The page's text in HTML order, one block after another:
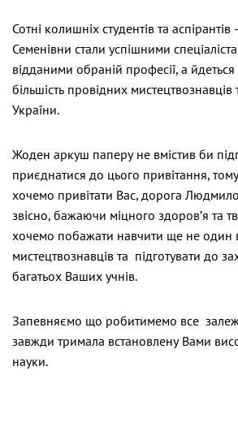
Сотні колишніх студентів та
Семенівни стали успішними
відданими обраній професії, а
більшість провідних мистецтвознавців
України.
Жоден аркуш паперу не вмістив би
приєднатися до цього привітання, тому
хочемо привітати Вас, дорога
звісно, бажаючи міцного здоров’я та
хочемо побажати навчити ще не один
мистецтвознавців та підготувати до
багатьох Ваших учнів.
Запевняємо що робитимемо все
завжди тримала встановлену Вами
науки.